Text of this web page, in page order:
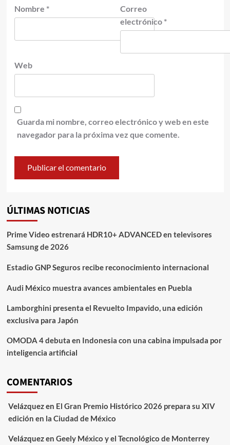
Nombre *
Correo
electrónico *
Web
Guarda mi nombre, correo electrónico y web en este
navegador para la próxima vez que comente.
ÚLTIMAS NOTICIAS
Prime Video estrenará HDR10+ ADVANCED en televisores
Samsung de 2026
Estadio GNP Seguros recibe reconocimiento internacional
Audi México muestra avances ambientales en Puebla
Lamborghini presenta el Revuelto Impavido, una edición
exclusiva para Japón
OMODA 4 debuta en Indonesia con una cabina impulsada por
inteligencia artificial
COMENTARIOS
Velázquezen El Gran Premio Histórico 2026 prepara su XIV
edición en la Ciudad de México
Velázquezen Geely México y el Tecnológico de Monterrey